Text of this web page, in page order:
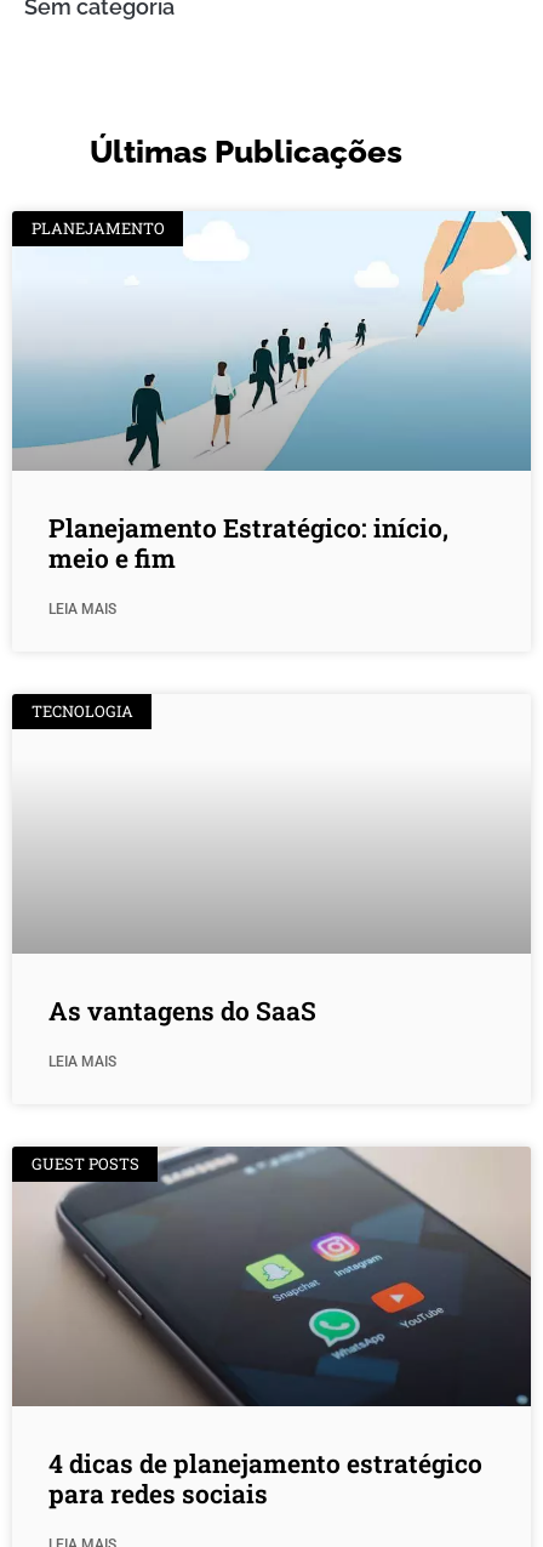
Sem categoria
Últimas Publicações
PLANEJAMENTO
Planejamento Estratégico: início,
meio e fim
LEIA MAIS
TECNOLOGIA
As vantagens do SaaS
LEIA MAIS
GUEST POSTS
4 dicas de planejamento estratégico
para redes sociais